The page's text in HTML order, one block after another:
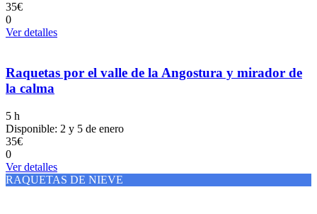
35€
0
Ver detalles
Raquetas por el valle de la Angostura y mirador de
la calma
5 h
Disponible: 2 y 5 de enero
35€
0
Ver detalles
RAQUETAS DE NIEVE